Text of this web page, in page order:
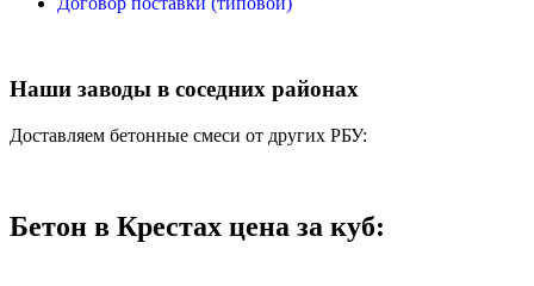
Наши заводы в соседних районах
Доставляем бетонные смеси от других РБУ:
Бетон в Крестах цена за куб: